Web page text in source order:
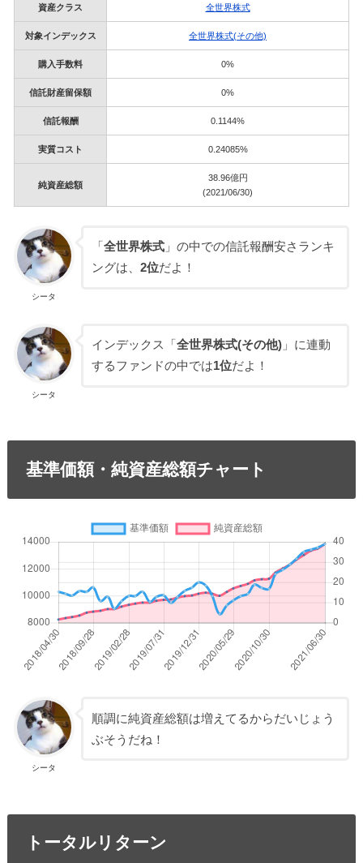
資産クラス 全世界株式
対象インデックス 全世界株式(その他)
購入手数料 0%
信託財産留保額 0%
信託報酬 0.1144%
実質コスト 0.24085%
純資産総額
38.96億円
(2021/06/30)
シータ
「全世界株式 」の中での信託報酬安さランキ
ングは、2位だよ！
シータ
インデックス「全世界株式(その他) 」に連動
するファンドの中では1位だよ！
基準価額・純資産総額チャート
シータ
順調に純資産総額は増えてるからだいじょう
ぶそうだね！
トータルリターン